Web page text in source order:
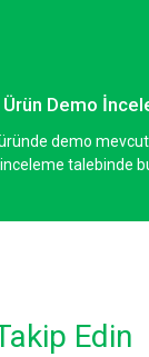
Cihazı
Ürün Demo
demo
talebinde
Edin